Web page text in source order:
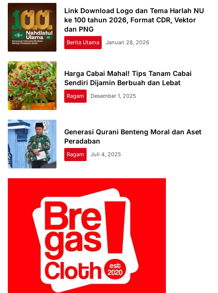
Link Download Logo dan Tema Harlah NU
ke 100 tahun 2026, Format CDR, Vektor
dan PNG
Berita Utama Januari 28, 2026
Harga Cabai Mahal! Tips Tanam Cabai
Sendiri Dijamin Berbuah dan Lebat
Ragam Desember 1, 2025
Generasi Qurani Benteng Moral dan Aset
Peradaban
Ragam Juli 4, 2025